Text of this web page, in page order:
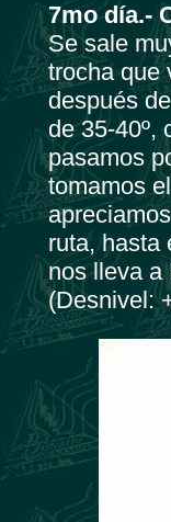
7mo día.-
Se sale
trocha que
después
de 35-40º,
pasamos
tomamos
ruta, hasta
nos lleva a
(Desnivel: